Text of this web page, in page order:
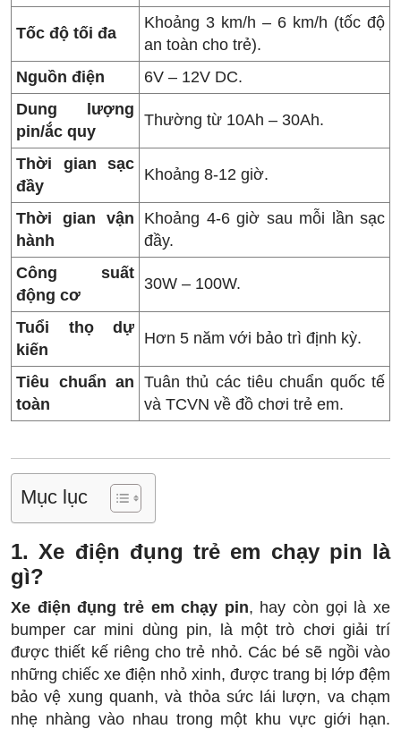
Tốc độ tối đa
Khoảng 3 km/h – 6 km/h (tốc độ
an toàn cho trẻ).
Nguồn điện
6V – 12V DC.
Dung lượng
pin/ắc quy
Thường từ 10Ah – 30Ah.
Thời gian sạc
đầy
Khoảng 8-12 giờ.
Thời gian vận
hành
Khoảng 4-6 giờ sau mỗi lần sạc
đầy.
Công suất
động cơ
30W – 100W.
Tuổi thọ dự
kiến
Hơn 5 năm với bảo trì định kỳ.
Tiêu chuẩn an
toàn
Tuân thủ các tiêu chuẩn quốc tế
và TCVN về đồ chơi trẻ em.
Mục lục
1. Xe điện đụng trẻ em chạy pin là
gì?
Xe điện đụng trẻ em chạy pin, hay còn gọi là xe
bumper car mini dùng pin, là một trò chơi giải trí
được thiết kế riêng cho trẻ nhỏ. Các bé sẽ ngồi vào
những chiếc xe điện nhỏ xinh, được trang bị lớp đệm
bảo vệ xung quanh, và thỏa sức lái lượn, va chạm
nhẹ nhàng vào nhau trong một khu vực giới hạn.